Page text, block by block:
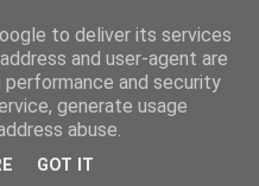
to deliver its services
and user-agent are
and security
generate usage
abuse.
GOT IT